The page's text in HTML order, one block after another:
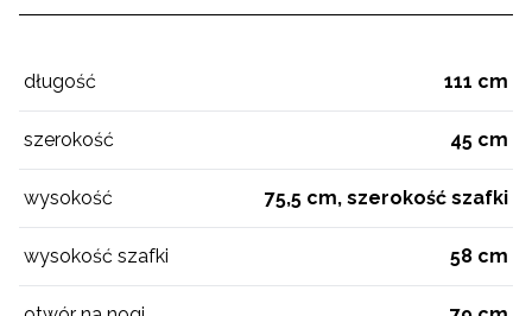
długość 111 cm
szerokość 45 cm
wysokość 75,5 cm, szerokość szafki
wysokość szafki 58 cm